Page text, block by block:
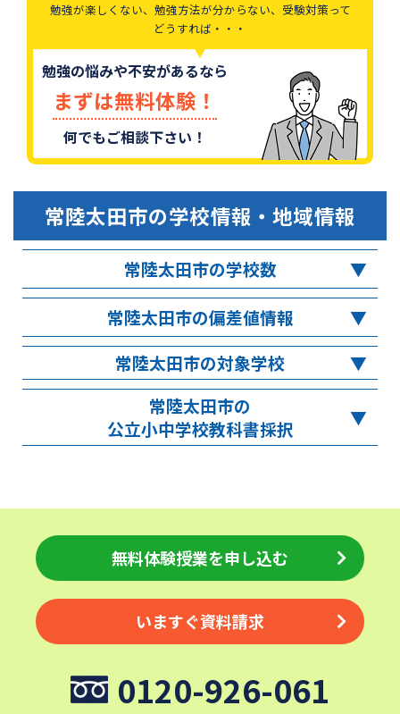
勉強が楽しくない、勉強方法が分からない、受験対策って
どうすれば・・・
勉強の悩みや不安があるなら
まずは無料体験！
何でもご相談下さい！
常陸太田市の学校情報・地域情報
常陸太田市の学校数
常陸太田市の偏差値情報
常陸太田市の対象学校
常陸太田市の
公立小中学校教科書採択
無料体験授業を申し込む
いますぐ資料請求
0120-926-061